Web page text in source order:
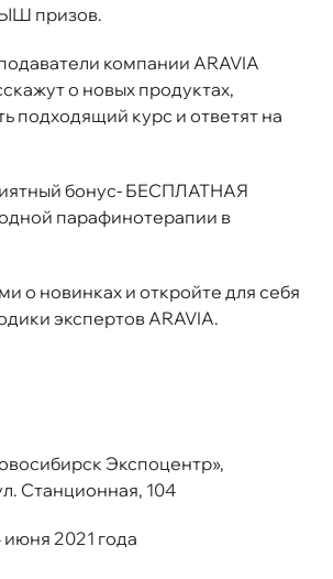
призов.
компании ARAVIA
о новых продуктах,
подходящий курс и ответят на
бонус- БЕСПЛАТНАЯ
парафинотерапии в
о новинках и откройте для себя
экспертов ARAVIA.
Экспоцентр»,
Станционная, 104
июня 2021 года